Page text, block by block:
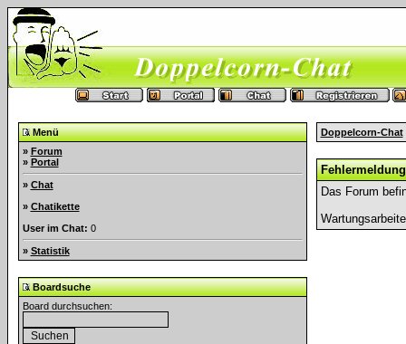
Menü
» Forum
» Portal
» Chat
» Chatikette
User im Chat: 0
» Statistik
Boardsuche
Board durchsuchen:
Doppelcorn-Chat
Fehlermeldung
Das Forum